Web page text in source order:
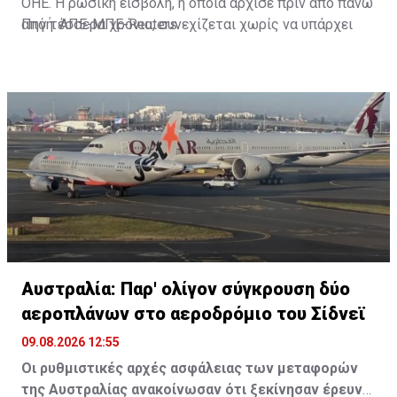
από τέσσερα χρόνια, συνεχίζεται χωρίς να υπάρχει
Πηγή: ΑΠΕ-ΜΠΕ-Reuters
Αυστραλία: Παρ' ολίγον σύγκρουση δύο
αεροπλάνων στο αεροδρόμιο του Σίδνεϊ
09.08.2026 12:55
Οι ρυθμιστικές αρχές ασφάλειας των μεταφορών
της Αυστραλίας ανακοίνωσαν ότι ξεκίνησαν έρευνα